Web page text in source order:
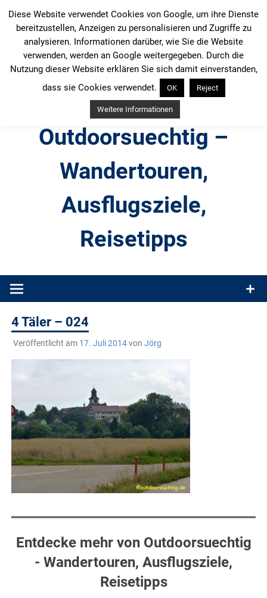
Inhalt
springen
Outdoorsuechtig –
Wandertouren,
Ausflugsziele,
Reisetipps
Produkttests und Buchrezensionen. Ein Blog für alle, die gern
4 Täler – 024
Veröffentlicht am 17. Juli 2014von Jörg
Entdecke mehr von Outdoorsuechtig
- Wandertouren, Ausflugsziele,
Reisetipps
Diese Website verwendet Cookies von Google, um ihre Dienste
bereitzustellen, Anzeigen zu personalisieren und Zugriffe zu
analysieren. Informationen darüber, wie Sie die Website
verwenden, werden an Google weitergegeben. Durch die
Nutzung dieser Website erklären Sie sich damit einverstanden,
dass sie Cookies verwendet.
OK Reject
Weitere Informationen